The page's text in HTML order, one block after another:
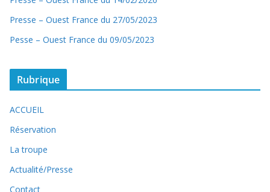
Presse – Ouest France du 27/05/2023
Pesse – Ouest France du 09/05/2023
Rubrique
ACCUEIL
Réservation
La troupe
Actualité/Presse
Contact